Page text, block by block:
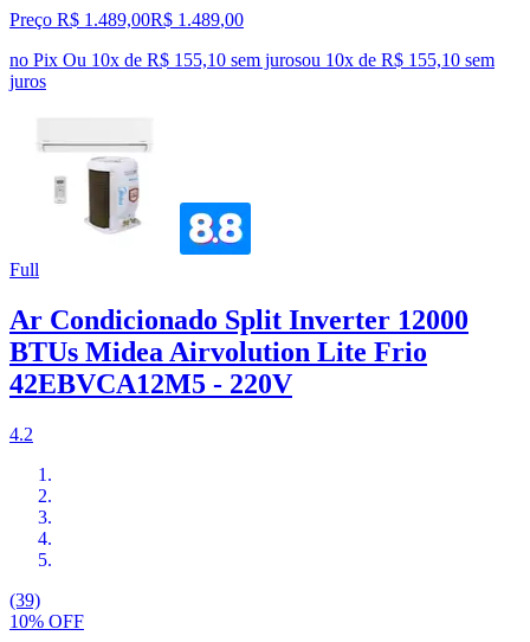
Preço R$ 1.489,00R$ 1.489,00
no Pix Ou 10x de R$ 155,10 sem jurosou 10x de R$ 155,10 sem
juros
Full
Ar Condicionado Split Inverter 12000
BTUs Midea Airvolution Lite Frio
42EBVCA12M5 - 220V
4.2
(39)
10% OFF